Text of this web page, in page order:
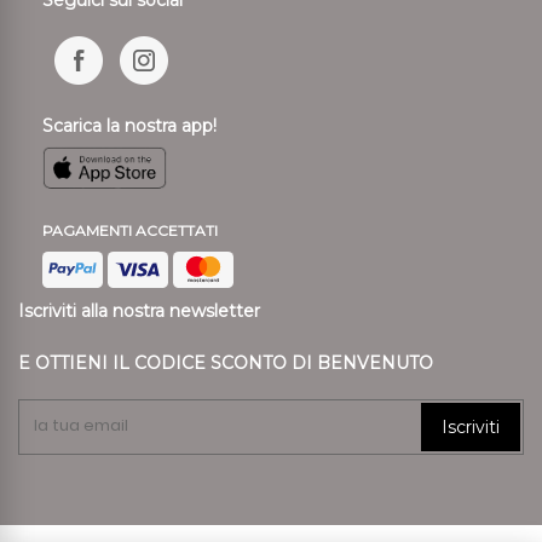
Scarica la nostra app!
PAGAMENTI ACCETTATI
Iscriviti alla nostra newsletter
E OTTIENI IL CODICE SCONTO DI BENVENUTO
Iscriviti